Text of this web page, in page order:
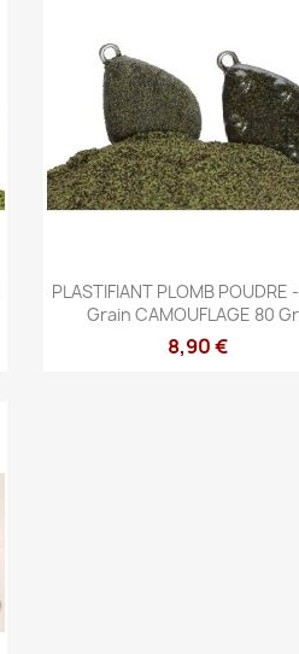
Aperçu rapide
PLASTIFIANT PLOMB POUDRE
Grain CAMOUFLAGE 80
8,90 €